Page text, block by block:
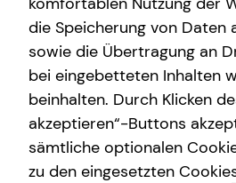
Arbeitskraftabsicherung
Private Krankenvorsorge
Gewerbliche Versicherungen
Nikolas Grote
Stuttgart
die Speicherung von Daten
sowie die Übertragung an
bei eingebetteten Inhalten
beinhalten. Durch Klicken
akzeptieren“-Buttons
sämtliche optionalen
zu den eingesetzten